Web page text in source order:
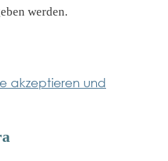
werden.
akzeptieren und